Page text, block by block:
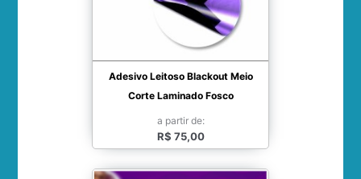
Adesivo Leitoso Blackout Meio
Corte Laminado Fosco
a partir de:
R$ 75,00